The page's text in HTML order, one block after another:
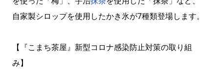
自家製シロップを使用したかき氷が7種類登場します。
【『こまち茶屋』新型コロナ感染防止対策の取り組
み】